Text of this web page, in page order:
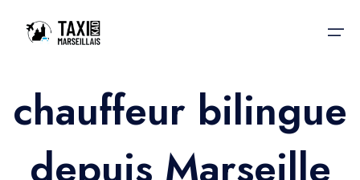
Accueil
Nos services
Nos services
chauffeur bilingue